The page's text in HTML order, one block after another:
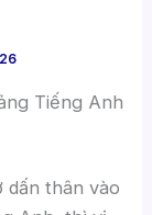
Tiếng Anh
dấn thân vào